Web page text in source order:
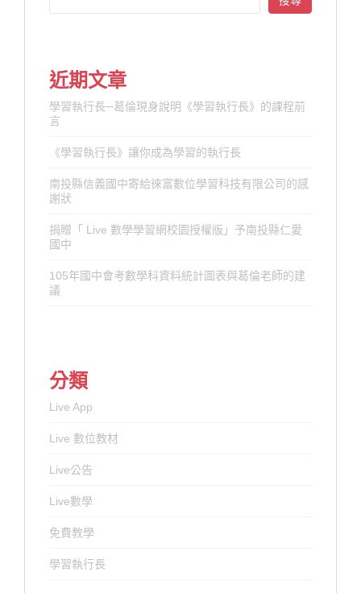
近期文章
學習執行長─葛倫現身說明《學習執行長》的課程前
言
《學習執行長》讓你成為學習的執行長
南投縣信義國中寄給徠富數位學習科技有限公司的感
謝狀
捐贈「 Live 數學學習網校園授權版」予南投縣仁愛
國中
105年國中會考數學科資料統計圖表與葛倫老師的建
議
分類
Live App
Live 數位教材
Live公告
Live數學
免費教學
學習執行長